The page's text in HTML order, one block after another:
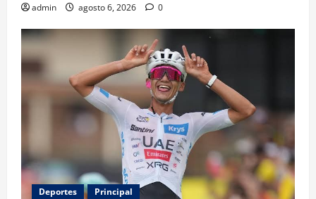
admin agosto 6, 2026 0
Deportes Principal